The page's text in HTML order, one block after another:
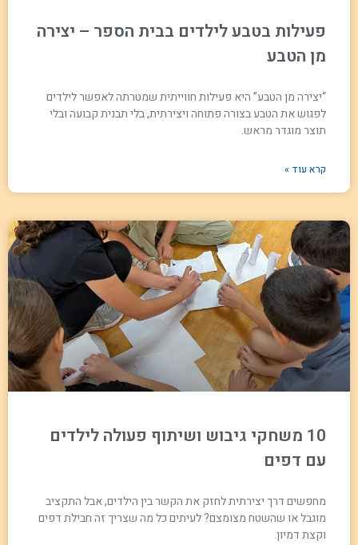
פעילות בטבע לילדים בבית הספר – יצירה
מן הטבע
“יצירה מן הטבע” היא פעילות חווייתית שמטרתה לאפשר לילדים
לפגוש את הטבע בצורה פתוחה ויצירתית, בלי תבנית קבועה ובלי
תוצר מוגדר מראש.
קרא עוד »
10 משחקי גיבוש ושיתוף פעולה לילדים
עם דפים
מחפשים דרך יצירתית לחזק את הקשר בין הילדים, אבל התקציב
מוגבל או שהשטח מצומצם? לעיתים כל מה שצריך זה חבילת דפים
וקצת דמיון.